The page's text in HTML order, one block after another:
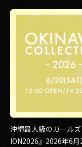
沖縄最大級のガール
ION2026』2026年6